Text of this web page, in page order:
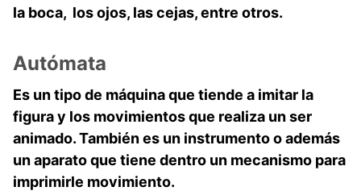
la boca, los ojos, las cejas, entre otros.
Autómata
Es un tipo de máquina que tiende a imitar la
figura y los movimientos que realiza un ser
animado. También es un instrumento o además
un aparato que tiene dentro un mecanismo para
imprimirle movimiento.